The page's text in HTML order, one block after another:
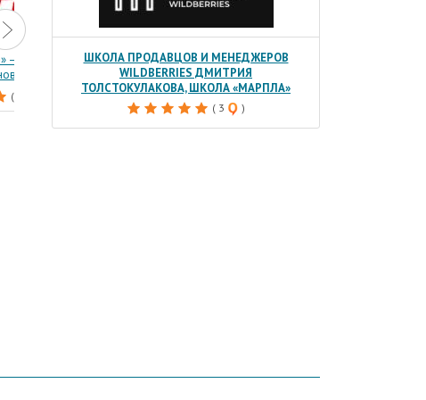
сеть
( 9
СушиWok
( 11 )
«Рига» — ресторан
ШКОЛА ПРОДАВЦОВ И МЕНЕДЖЕРОВ
WILDBERRIES ДМИТРИЯ
ТОЛСТОКУЛАКОВА, ШКОЛА «МАРПЛА»
( 3 )